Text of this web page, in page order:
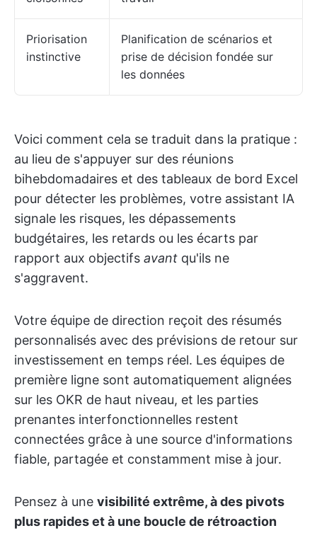
Priorisation
instinctive
Planification de scénarios et
prise de décision fondée sur
les données
Voici comment cela se traduit dans la pratique :
au lieu de s'appuyer sur des réunions
bihebdomadaires et des tableaux de bord Excel
pour détecter les problèmes, votre assistant IA
signale les risques, les dépassements
budgétaires, les retards ou les écarts par
rapport aux objectifs avant qu'ils ne
s'aggravent.
Votre équipe de direction reçoit des résumés
personnalisés avec des prévisions de retour sur
investissement en temps réel. Les équipes de
première ligne sont automatiquement alignées
sur les OKR de haut niveau, et les parties
prenantes interfonctionnelles restent
connectées grâce à une source d'informations
fiable, partagée et constamment mise à jour.
Pensez à une visibilité extrême, à des pivots
plus rapides et à une boucle de rétroaction